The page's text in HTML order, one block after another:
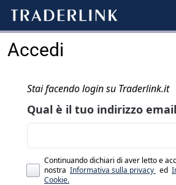
Accedi